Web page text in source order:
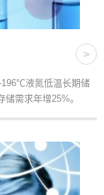
>
196℃液氮低温长期储
需求年增25%。